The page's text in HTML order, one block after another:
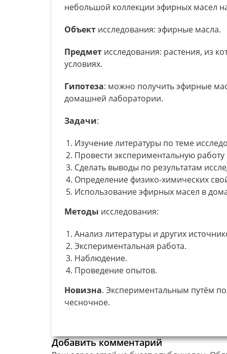
небольшой коллекции эфирных масел
Объект исследования: эфирные масла.
Предмет исследования: растения, из
условиях.
Гипотеза: можно получить эфирные
домашней лаборатории.
Задачи:
Изучение литературы по теме
Провести экспериментальную
Сделать выводы по результатам
Определение физико-химических
Использование эфирных масел в
Методы исследования:
Анализ литературы и других
Экспериментальная работа.
Наблюдение.
Проведение опытов.
Новизна. Экспериментальным путём
чесночное.
Добавить комментарий